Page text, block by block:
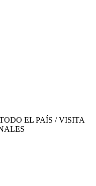
EL PAÍS / VISITA